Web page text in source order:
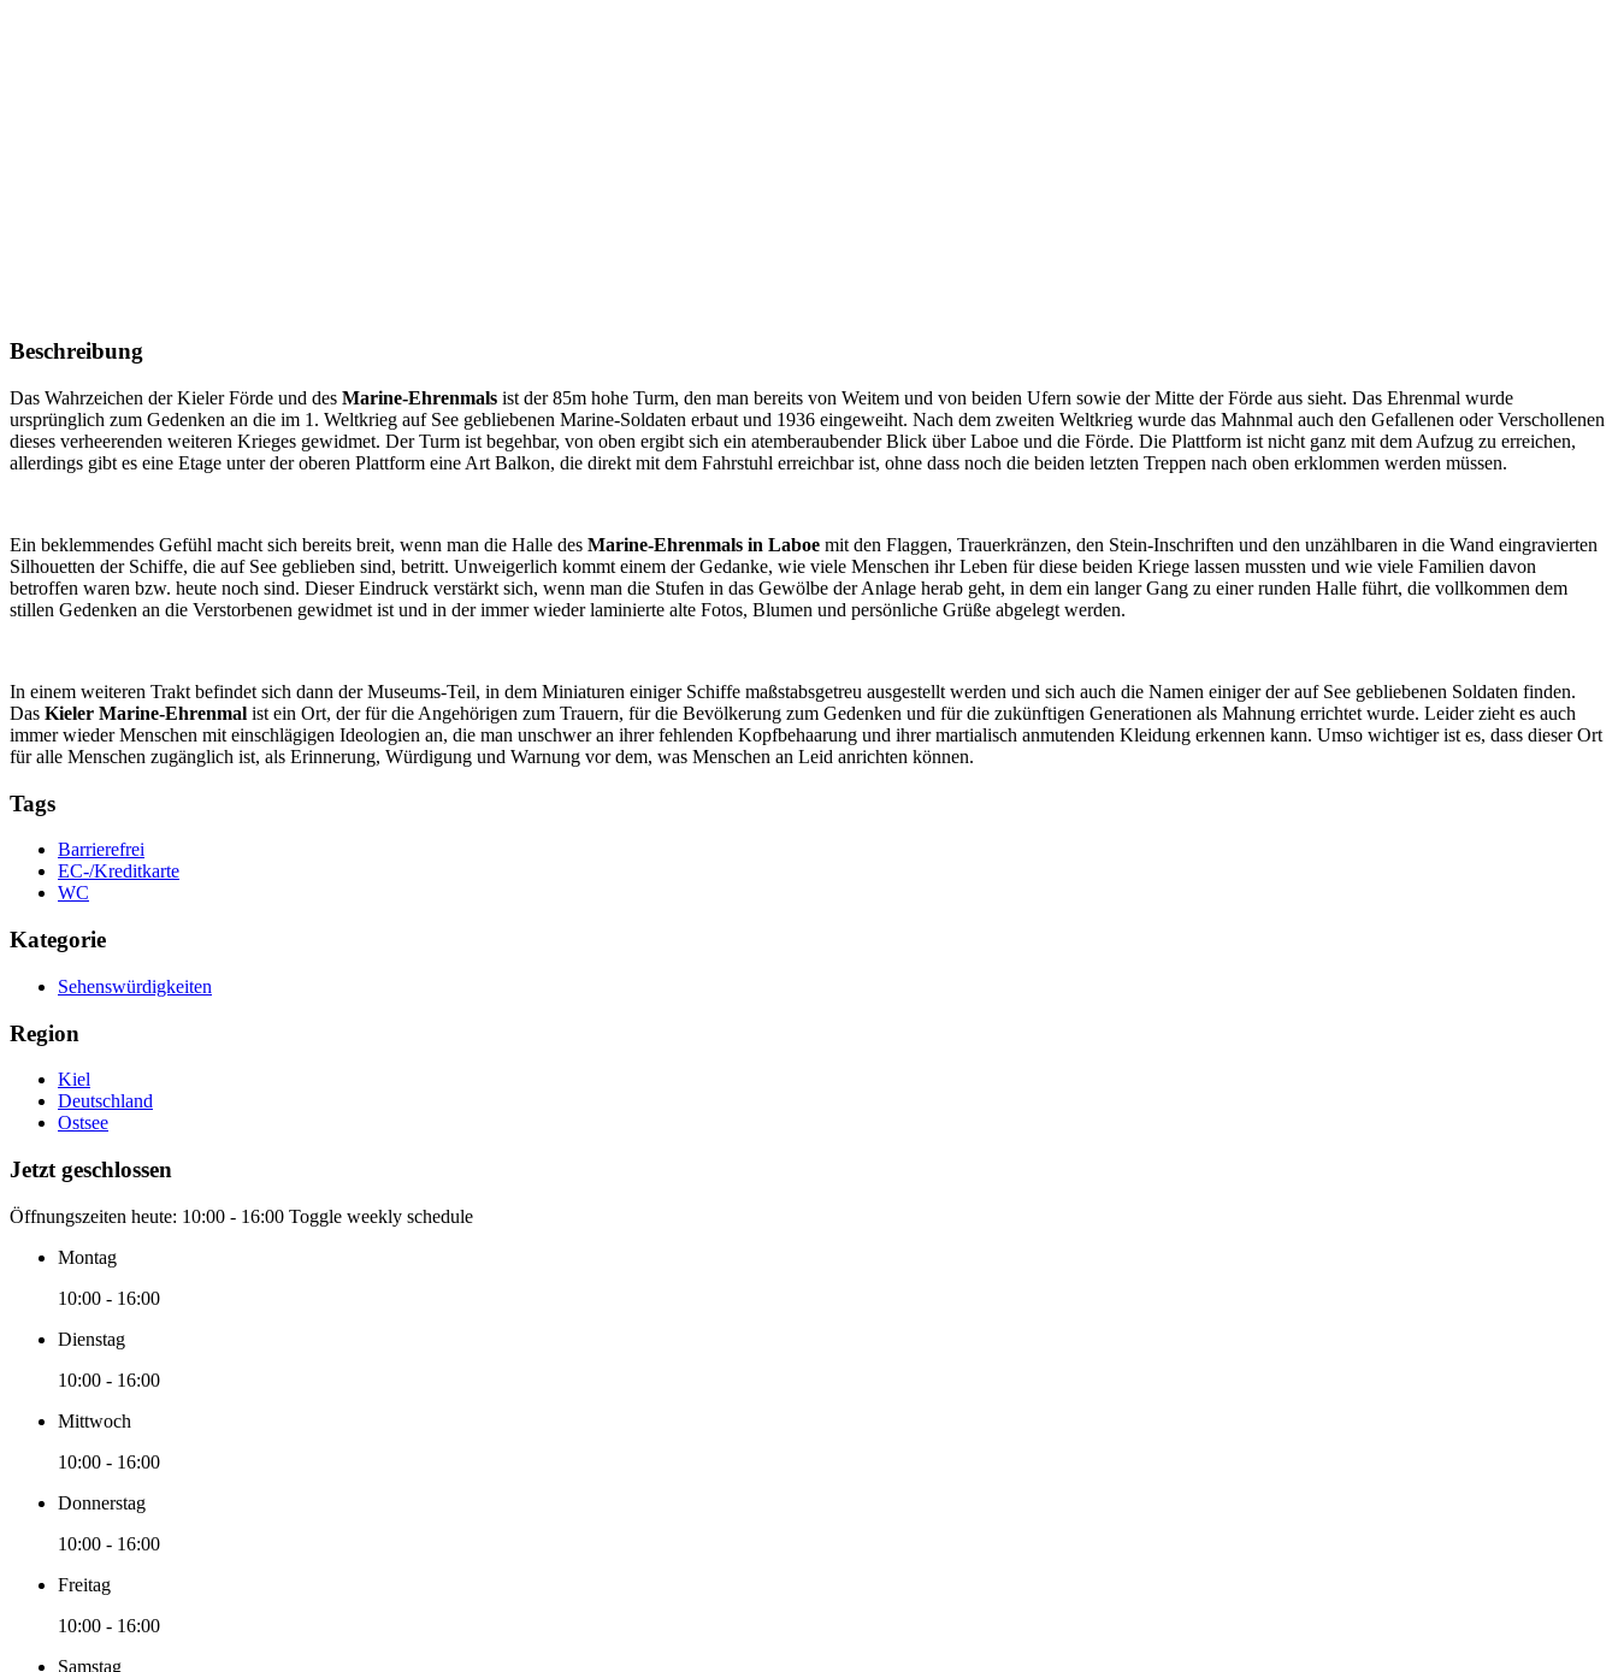
Beschreibung
Das Wahrzeichen der Kieler Förde und des Marine-Ehrenmals ist der 85m hohe Turm, den man bereits von Weitem und von beiden Ufern sowie der Mitte der Förde aus sieht. Das Ehrenmal wurde
ursprünglich zum Gedenken an die im 1. Weltkrieg auf See gebliebenen Marine-Soldaten erbaut und 1936 eingeweiht. Nach dem zweiten Weltkrieg wurde das Mahnmal auch den Gefallenen oder Verschollenen
dieses verheerenden weiteren Krieges gewidmet. Der Turm ist begehbar, von oben ergibt sich ein atemberaubender Blick über Laboe und die Förde. Die Plattform ist nicht ganz mit dem Aufzug zu erreichen,
allerdings gibt es eine Etage unter der oberen Plattform eine Art Balkon, die direkt mit dem Fahrstuhl erreichbar ist, ohne dass noch die beiden letzten Treppen nach oben erklommen werden müssen.
Ein beklemmendes Gefühl macht sich bereits breit, wenn man die Halle des Marine-Ehrenmals in Laboe mit den Flaggen, Trauerkränzen, den Stein-Inschriften und den unzählbaren in die Wand eingravierten
Silhouetten der Schiffe, die auf See geblieben sind, betritt. Unweigerlich kommt einem der Gedanke, wie viele Menschen ihr Leben für diese beiden Kriege lassen mussten und wie viele Familien davon
betroffen waren bzw. heute noch sind. Dieser Eindruck verstärkt sich, wenn man die Stufen in das Gewölbe der Anlage herab geht, in dem ein langer Gang zu einer runden Halle führt, die vollkommen dem
stillen Gedenken an die Verstorbenen gewidmet ist und in der immer wieder laminierte alte Fotos, Blumen und persönliche Grüße abgelegt werden.
In einem weiteren Trakt befindet sich dann der Museums-Teil, in dem Miniaturen einiger Schiffe maßstabsgetreu ausgestellt werden und sich auch die Namen einiger der auf See gebliebenen Soldaten finden.
Das Kieler Marine-Ehrenmal ist ein Ort, der für die Angehörigen zum Trauern, für die Bevölkerung zum Gedenken und für die zukünftigen Generationen als Mahnung errichtet wurde. Leider zieht es auch
immer wieder Menschen mit einschlägigen Ideologien an, die man unschwer an ihrer fehlenden Kopfbehaarung und ihrer martialisch anmutenden Kleidung erkennen kann. Umso wichtiger ist es, dass dieser Ort
für alle Menschen zugänglich ist, als Erinnerung, Würdigung und Warnung vor dem, was Menschen an Leid anrichten können.
Tags
Barrierefrei
EC-/Kreditkarte
WC
Kategorie
Sehenswürdigkeiten
Region
Kiel
Deutschland
Ostsee
Jetzt geschlossen
Öffnungszeiten heute: 10:00 - 16:00 Toggle weekly schedule
Montag
10:00 - 16:00
Dienstag
10:00 - 16:00
Mittwoch
10:00 - 16:00
Donnerstag
10:00 - 16:00
Freitag
10:00 - 16:00
Samstag